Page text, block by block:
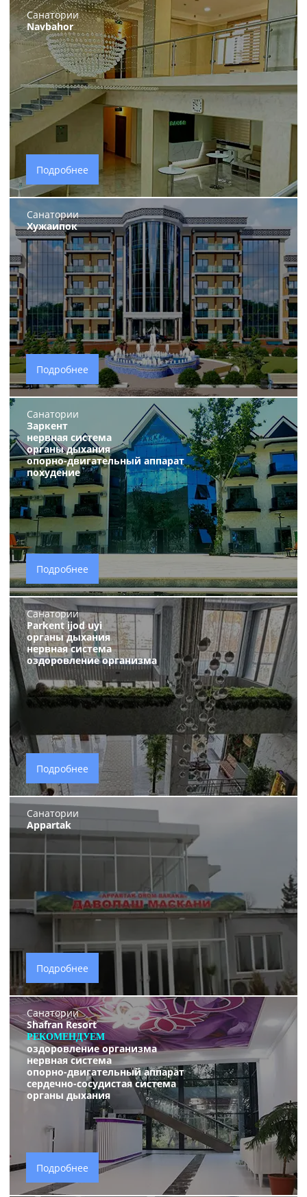
Санатории
Navbahor
Подробнее
Санатории
Хужаипок
Подробнее
Санатории
Заркент
нервная система
органы дыхания
опорно-двигательный аппарат
похудение
Подробнее
Санатории
Parkent ijod uyi
органы дыхания
нервная система
оздоровление организма
Подробнее
Санатории
Appartak
Подробнее
Санатории
Shafran Resort
РЕКОМЕНДУЕМ
оздоровление организма
нервная система
опорно-двигательный аппарат
сердечно-сосудистая система
органы дыхания
Подробнее